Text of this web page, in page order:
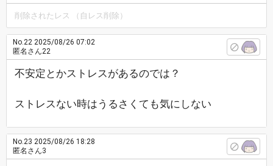
削除されたレス （自レス削除）
No.22 2025/08/26 07:02
匿名さん22
不安定とかストレスがあるのでは？
ストレスない時はうるさくても気にしない
No.23 2025/08/26 18:28
匿名さん3